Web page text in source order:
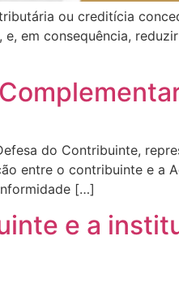
ou creditícia
em consequência,
do Contribuinte,
entre o contribuinte e a
[…]
e a